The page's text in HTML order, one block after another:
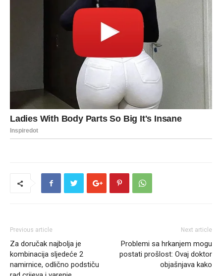
Previous article
Za doručak najbolja je
kombinacija sljedeće 2
namirnice, odlično podstiču
Next article
Problemi sa hrkanjem mogu
postati prošlost: Ovaj doktor
objašnjava kako